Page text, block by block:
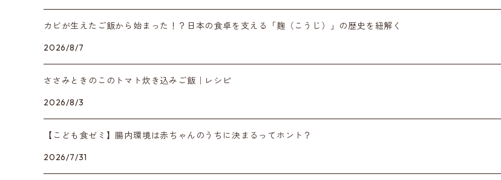
カビが生えたご飯から始まった！？日本の食卓を支える「麹（こうじ）」の歴史を紐解く
2026/8/7
ささみときのこのトマト炊き込みご飯｜レシピ
2026/8/3
【こども食ゼミ】腸内環境は赤ちゃんのうちに決まるってホント？
2026/7/31